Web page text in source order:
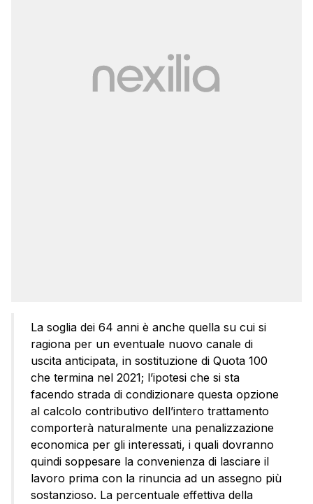
La soglia dei 64 anni è anche quella su cui si
ragiona per un eventuale nuovo canale di
uscita anticipata, in sostituzione di Quota 100
che termina nel 2021; l’ipotesi che si sta
facendo strada di condizionare questa opzione
al calcolo contributivo dell’intero trattamento
comporterà naturalmente una penalizzazione
economica per gli interessati, i quali dovranno
quindi soppesare la convenienza di lasciare il
lavoro prima con la rinuncia ad un assegno più
sostanzioso. La percentuale effettiva della